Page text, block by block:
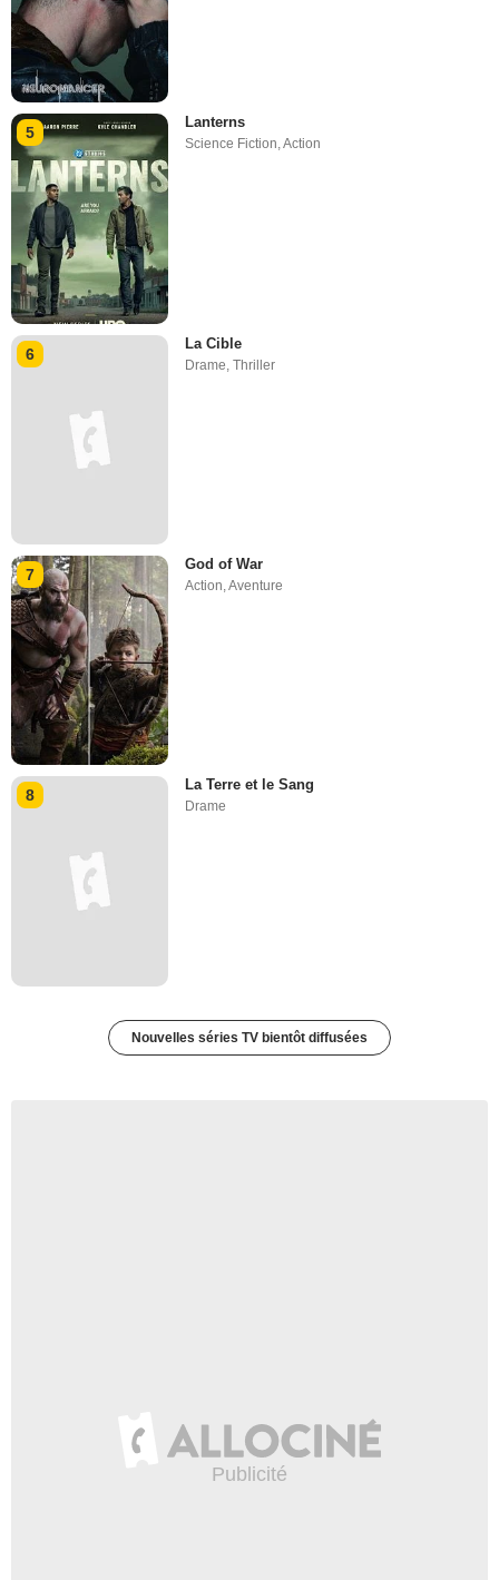
5
Lanterns
Science Fiction,Action
6
La Cible
Drame ,Thriller
7
God of War
Action,Aventure
8
La Terre et le Sang
Drame
Nouvelles séries TV bientôt diffusées